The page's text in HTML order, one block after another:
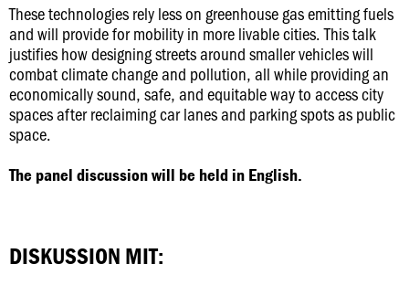
These technologies rely less on greenhouse gas emitting fuels
and will provide for mobility in more livable cities. This talk
justifies how designing streets around smaller vehicles will
combat climate change and pollution, all while providing an
economically sound, safe, and equitable way to access city
spaces after reclaiming car lanes and parking spots as public
space.
The panel discussion will be held in English.
DISKUSSION MIT: